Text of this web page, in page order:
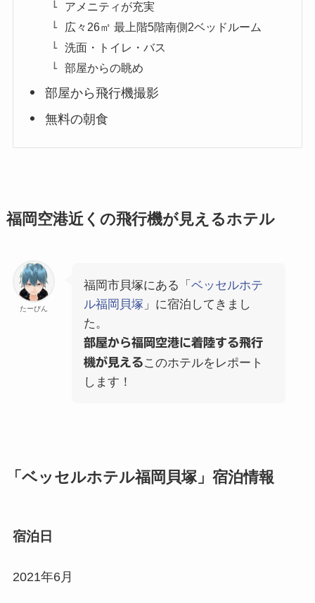
アメニティが充実
広々26㎡ 最上階5階南側2ベッドルーム
洗面・トイレ・バス
部屋からの眺め
部屋から飛行機撮影
無料の朝食
福岡空港近くの飛行機が見えるホテル
たーびん
福岡市貝塚にある「 ベッセルホテ
ル福岡貝塚 」に宿泊してきまし
た。
部屋から福岡空港に着陸する飛行
機が見えるこのホテルをレポート
します！
「ベッセルホテル福岡貝塚」宿泊情報
宿泊日
2021年6月